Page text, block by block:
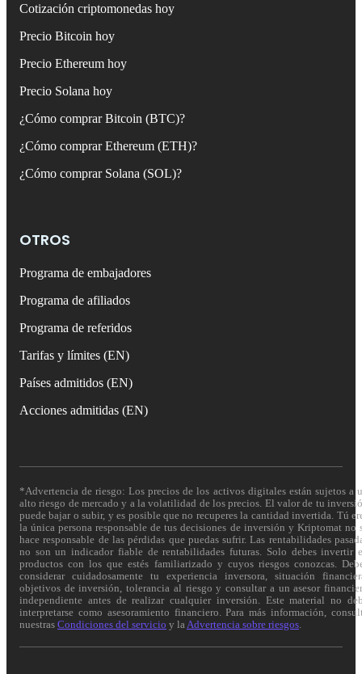
Cotización criptomonedas hoy
Precio Bitcoin hoy
Precio Ethereum hoy
Precio Solana hoy
¿Cómo comprar Bitcoin (BTC)?
¿Cómo comprar Ethereum (ETH)?
¿Cómo comprar Solana (SOL)?
OTROS
Programa de embajadores
Programa de afiliados
Programa de referidos
Tarifas y límites (EN)
Países admitidos (EN)
Acciones admitidas (EN)
*Advertencia de riesgo: Los precios de los activos digitales están sujetos a
alto riesgo de mercado y a la volatilidad de los precios. El valor de tu
puede bajar o subir, y es posible que no recuperes la cantidad invertida. Tú
la única persona responsable de tus decisiones de inversión y Kriptomat no
hace responsable de las pérdidas que puedas sufrir. Las rentabilidades
no son un indicador fiable de rentabilidades futuras. Solo debes invertir
productos con los que estés familiarizado y cuyos riesgos conozcas.
considerar cuidadosamente tu experiencia inversora, situación
objetivos de inversión, tolerancia al riesgo y consultar a un asesor
independiente antes de realizar cualquier inversión. Este material no
interpretarse como asesoramiento financiero. Para más información,
nuestras Condiciones del servicio y la Advertencia sobre riesgos